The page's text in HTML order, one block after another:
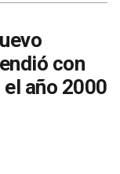
con
año 2000